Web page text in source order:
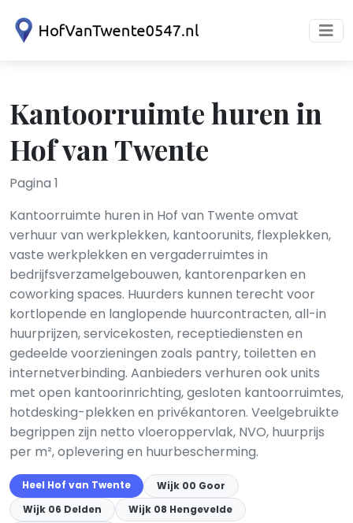
Kantoorruimte huren in
Hof van Twente
Pagina 1
Kantoorruimte huren in Hof van Twente omvat
verhuur van werkplekken, kantoorunits, flexplekken,
vaste werkplekken en vergaderruimtes in
bedrijfsverzamelgebouwen, kantorenparken en
coworking spaces. Huurders kunnen terecht voor
kortlopende en langlopende huurcontracten, all-in
huurprijzen, servicekosten, receptiediensten en
gedeelde voorzieningen zoals pantry, toiletten en
internetverbinding. Aanbieders verhuren ook units
met open kantoorinrichting, gesloten kantoorruimtes,
hotdesking-plekken en privékantoren. Veelgebruikte
begrippen zijn netto vloeroppervlak, NVO, huurprijs
per m², oplevering en huurbescherming.
Heel Hof van Twente
Wijk 00 Goor
Wijk 06 Delden
Wijk 08 Hengevelde